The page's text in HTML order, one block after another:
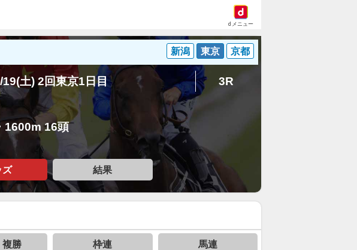
dメニュー
新潟 東京 京都
19(土) 2回東京1日目 3R
1600m 16頭
ズ 結果
複勝 枠連 馬連